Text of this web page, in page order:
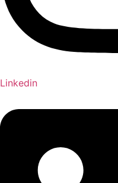
Linkedin